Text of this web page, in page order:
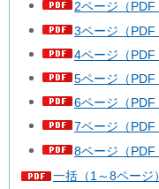
2ページ（PDF
3ページ（PDF
4ページ（PDF
5ページ（PDF
6ページ（PDF
7ページ（PDF
8ページ（PDF
一括（1～8ページ